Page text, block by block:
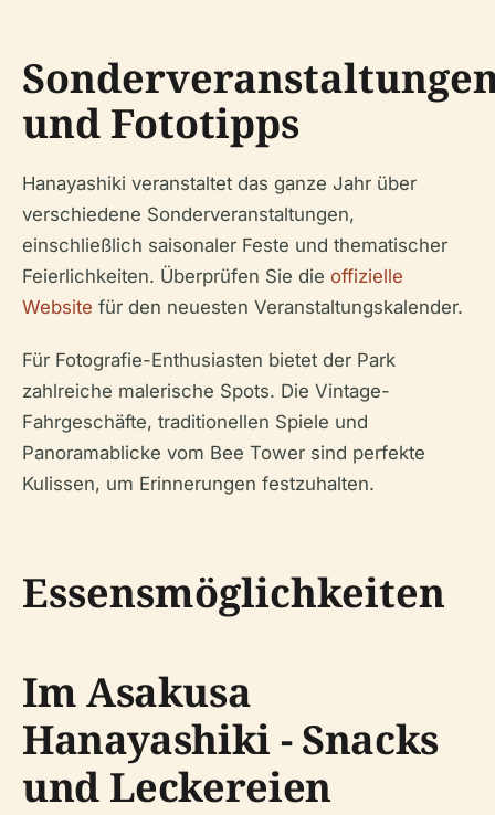
und Fototipps
Hanayashiki veranstaltet das ganze Jahr über
verschiedene Sonderveranstaltungen,
einschließlich saisonaler Feste und thematischer
Feierlichkeiten. Überprüfen Sie die offizielle
Website für den neuesten Veranstaltungskalender.
Für Fotografie-Enthusiasten bietet der Park
zahlreiche malerische Spots. Die Vintage-
Fahrgeschäfte, traditionellen Spiele und
Panoramablicke vom Bee Tower sind perfekte
Kulissen, um Erinnerungen festzuhalten.
Essensmöglichkeiten
Im Asakusa
Hanayashiki - Snacks
und Leckereien